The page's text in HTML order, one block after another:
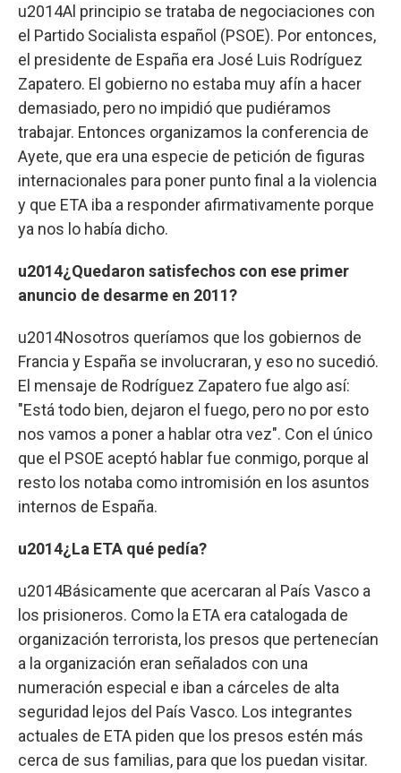
u2014Al principio se trataba de negociaciones con
el Partido Socialista español (PSOE). Por entonces,
el presidente de España era José Luis Rodríguez
Zapatero. El gobierno no estaba muy afín a hacer
demasiado, pero no impidió que pudiéramos
trabajar. Entonces organizamos la conferencia de
Ayete, que era una especie de petición de figuras
internacionales para poner punto final a la violencia
y que ETA iba a responder afirmativamente porque
ya nos lo había dicho.
u2014¿Quedaron satisfechos con ese primer
anuncio de desarme en 2011?
u2014Nosotros queríamos que los gobiernos de
Francia y España se involucraran, y eso no sucedió.
El mensaje de Rodríguez Zapatero fue algo así:
"Está todo bien, dejaron el fuego, pero no por esto
nos vamos a poner a hablar otra vez". Con el único
que el PSOE aceptó hablar fue conmigo, porque al
resto los notaba como intromisión en los asuntos
internos de España.
u2014¿La ETA qué pedía?
u2014Básicamente que acercaran al País Vasco a
los prisioneros. Como la ETA era catalogada de
organización terrorista, los presos que pertenecían
a la organización eran señalados con una
numeración especial e iban a cárceles de alta
seguridad lejos del País Vasco. Los integrantes
actuales de ETA piden que los presos estén más
cerca de sus familias, para que los puedan visitar.